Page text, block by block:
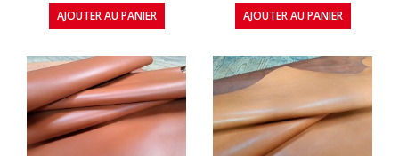
AJOUTER AU PANIER AJOUTER AU PANIER